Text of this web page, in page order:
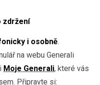
zdržení
i osobně.
na webu Generali
Moje Generali, které vás
Připravte si: